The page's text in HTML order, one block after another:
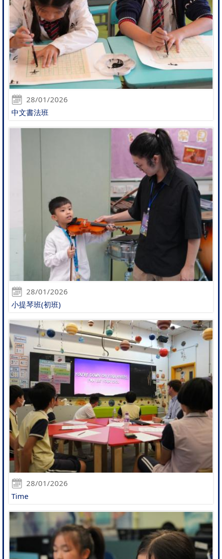
28/01/2026
中文書法班
28/01/2026
小提琴班(初班)
28/01/2026
Time